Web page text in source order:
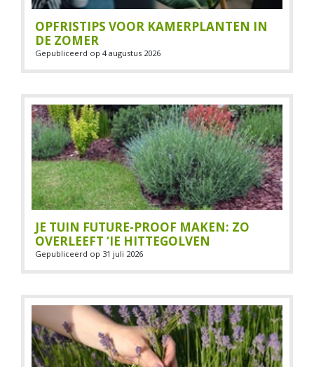
OPFRISTIPS VOOR KAMERPLANTEN IN
DE ZOMER
Gepubliceerd op 4 augustus 2026
JE TUIN FUTURE-PROOF MAKEN: ZO
OVERLEEFT ‘IE HITTEGOLVEN
Gepubliceerd op 31 juli 2026